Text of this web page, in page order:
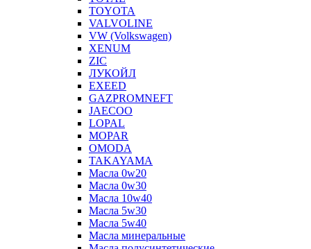
TOYOTA
VALVOLINE
VW (Volkswagen)
XENUM
ZIC
ЛУКОЙЛ
EXEED
GAZPROMNEFT
JAECOO
LOPAL
MOPAR
OMODA
TAKAYAMA
Масла 0w20
Масла 0w30
Масла 10w40
Масла 5w30
Масла 5w40
Масла минеральные